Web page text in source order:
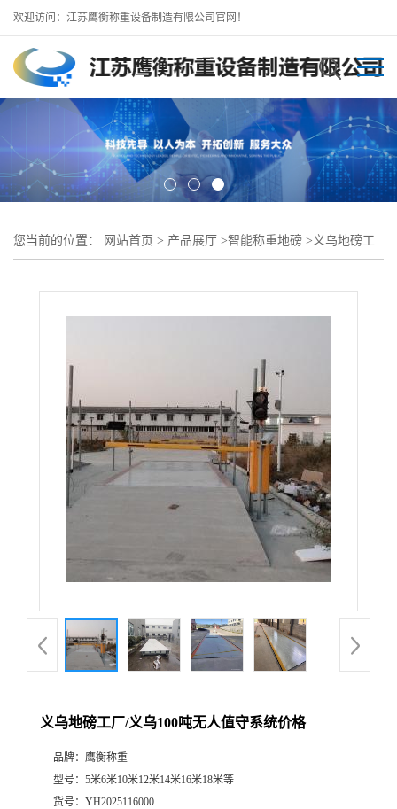
欢迎访问：江苏鹰衡称重设备制造有限公司官网！
您当前的位置： 网站首页 > 产品展厅 >智能称重地磅 > 义乌地磅工
义乌地磅工厂/义乌100吨无人值守系统价格
品牌： 鹰衡称重
型号： 5米6米10米12米14米16米18米等
货号： YH2025116000